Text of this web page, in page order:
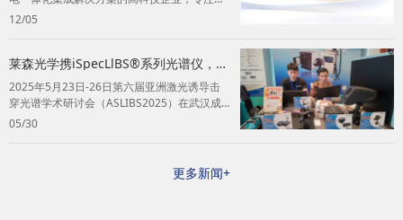
光谱传感和光电应用系统的研发、生产和销
12/05
莱森光学携iSpecLlBS®系列光谱仪，亮
相ASLIBS2025
2025年5月23日-26日第六届亚洲激光诱导击
穿光谱学术研讨会（ASLIBS2025）在武汉成
功举办。莱森光学携iSp...
05/30
更多新闻+